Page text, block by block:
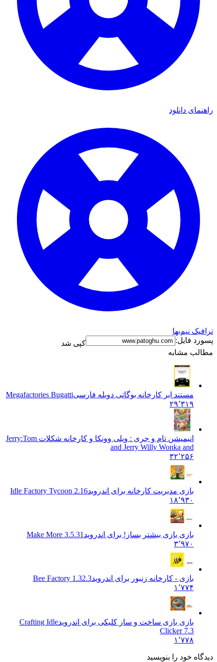
راهنمای دانلود
ترافیک نیم‌بها
پسورد فایل:
کپی شد
مطالب مشابه
مستند ابر کارخانه بوگاتی دوبله فارسیMegafactories Bugatti
۲۹٬۳۱۹
انیمیشن تام و جری : ویلی وونکا و کارخانه شکلات Jerry: Tom
and Jerry Willy Wonka and
۳۲٬۲۵۶
بازی مدیریت کارخانه برای اندرویدIdle Factory Tycoon 2.16
۱۸٬۹۳۰
بازی بازی بیشتر بساز! برای اندروید Make More 3.5.31
۳٬۹۷۰
بازی - کارخانه زنبور برای اندرویدBee Factory 1.32.3
۱٬۷۷۴
بازی بازی ساخت و ساز کلیکی برای اندرویدCrafting Idle
Clicker 7.3
۱٬۷۷۸
دیدگاه خود را بنویسید